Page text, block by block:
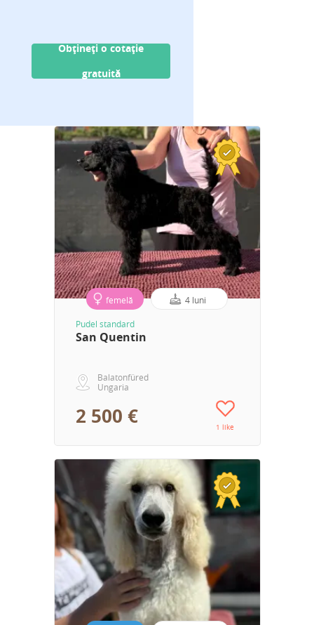
Obțineți o cotație
gratuită
femelă 4 luni
Pudel standard
San Quentin
Balatonfüred
Ungaria
2 500 € 1 like